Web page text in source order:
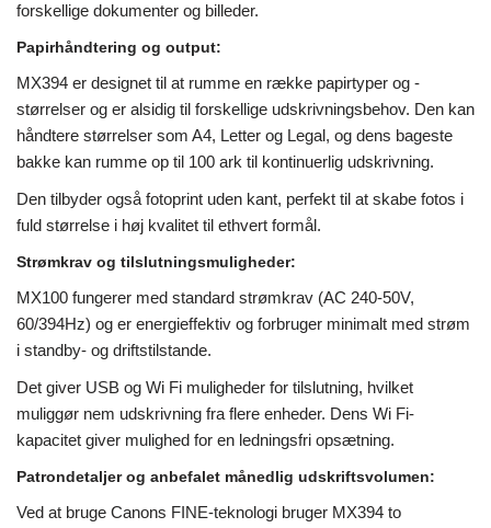
forskellige dokumenter og billeder.
Papirhåndtering og output:
MX394 er designet til at rumme en række papirtyper og -
størrelser og er alsidig til forskellige udskrivningsbehov. Den kan
håndtere størrelser som A4, Letter og Legal, og dens bageste
bakke kan rumme op til 100 ark til kontinuerlig udskrivning.
Den tilbyder også fotoprint uden kant, perfekt til at skabe fotos i
fuld størrelse i høj kvalitet til ethvert formål.
Strømkrav og tilslutningsmuligheder:
MX100 fungerer med standard strømkrav (AC 240-50V,
60/394Hz) og er energieffektiv og forbruger minimalt med strøm
i standby- og driftstilstande.
Det giver USB og Wi Fi muligheder for tilslutning, hvilket
muliggør nem udskrivning fra flere enheder. Dens Wi Fi-
kapacitet giver mulighed for en ledningsfri opsætning.
Patrondetaljer og anbefalet månedlig udskriftsvolumen:
Ved at bruge Canons FINE-teknologi bruger MX394 to